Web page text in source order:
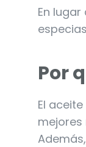
En
Por
El